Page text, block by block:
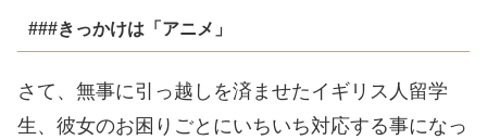
###きっかけは「アニメ」
さて、無事に引っ越しを済ませたイギリス人留学
生、彼女のお困りごとにいちいち対応する事になっ